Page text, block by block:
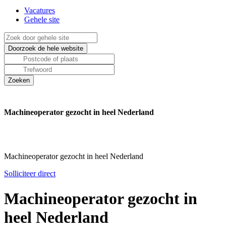
Vacatures
Gehele site
Machineoperator gezocht in heel Nederland
Machineoperator gezocht in heel Nederland
Solliciteer direct
Machineoperator gezocht in
heel Nederland